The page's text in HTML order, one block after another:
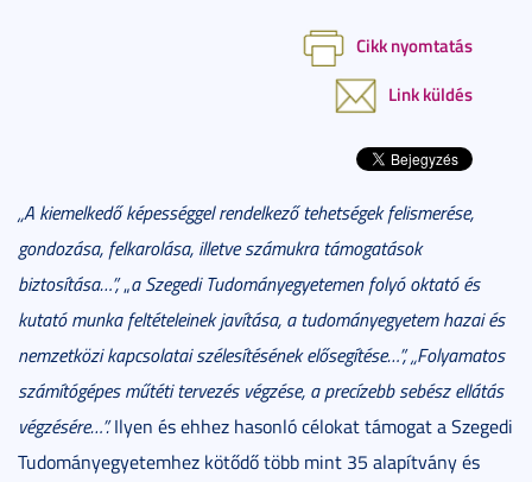
Cikk nyomtatás
Link küldés
„A kiemelkedő képességgel rendelkező tehetségek felismerése,
gondozása, felkarolása, illetve számukra támogatások
biztosítása…”,„a Szegedi Tudományegyetemen folyó oktató és
kutató munka feltételeinek javítása, a tudományegyetem hazai és
nemzetközi kapcsolatai szélesítésének elősegítése…”, „Folyamatos
számítógépes műtéti tervezés végzése, a precízebb sebész ellátás
végzésére…”.Ilyen és ehhez hasonló célokat támogat a Szegedi
Tudományegyetemhez kötődő több mint 35 alapítvány és